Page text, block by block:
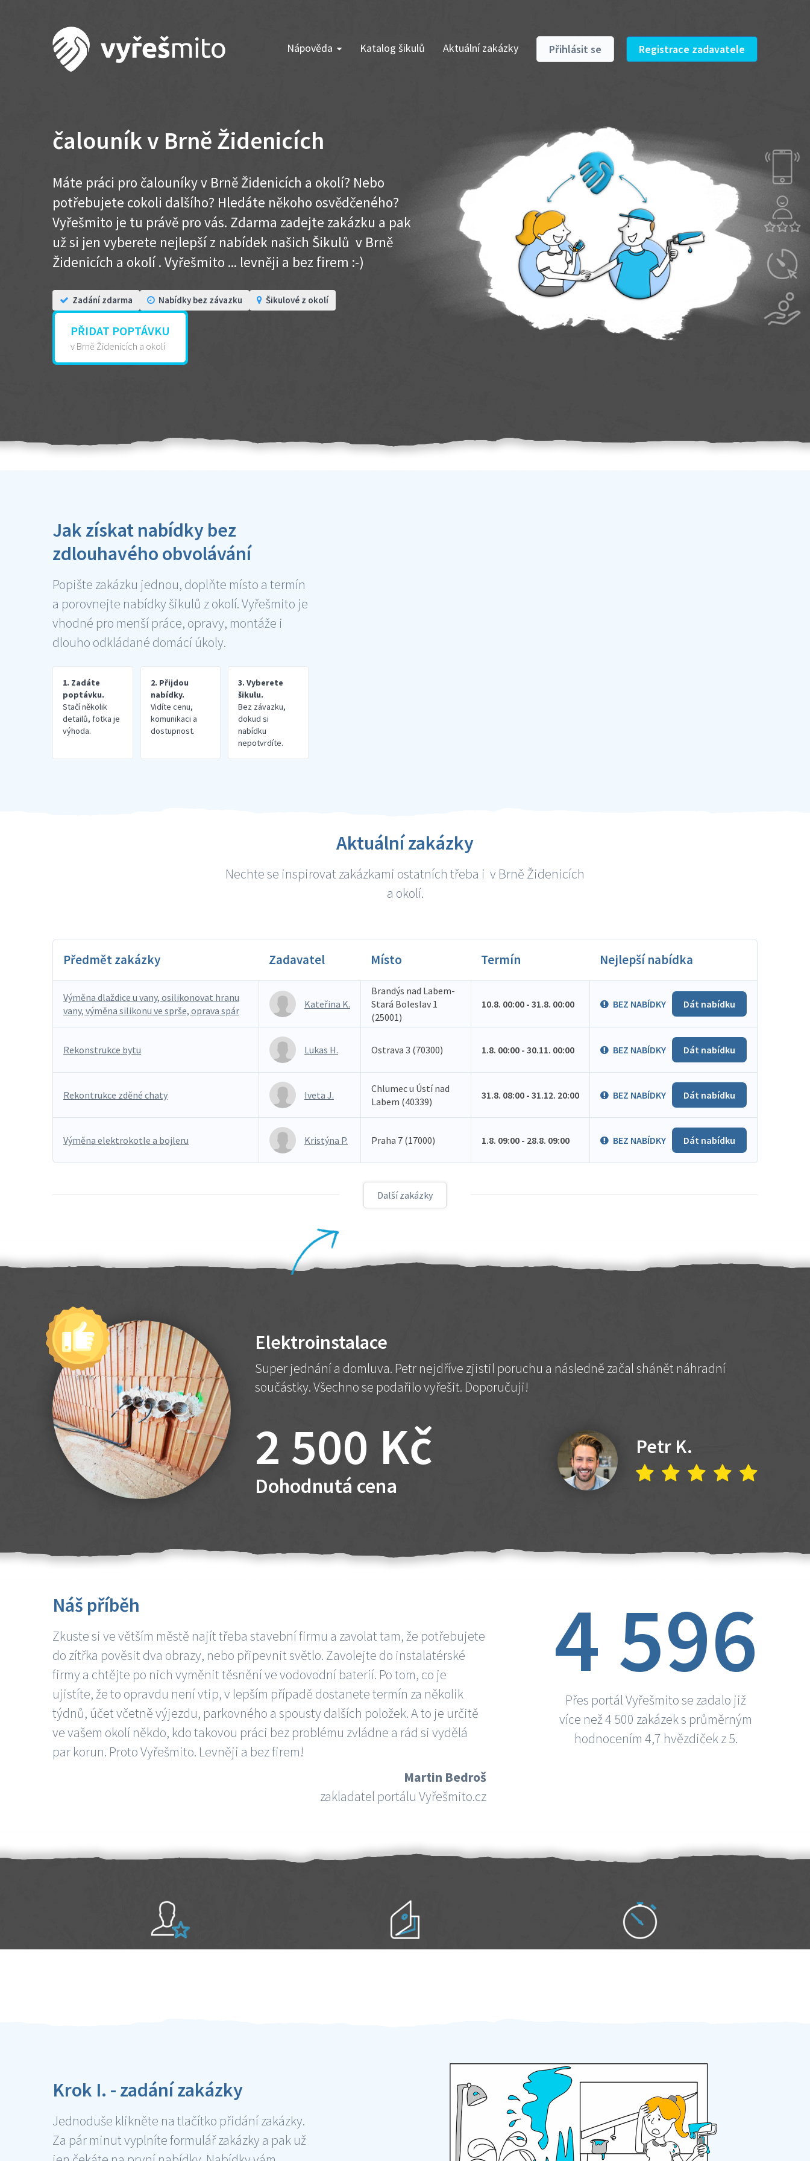
Nápověda Katalog šikulů Aktuální zakázky Přihlásit se Registrace zadavatele
čalouník v Brně Židenicích
Máte práci pro čalouníky v Brně Židenicích a okolí? Nebo
potřebujete cokoli dalšího? Hledáte někoho osvědčeného?
Vyřešmito je tu právě pro vás. Zdarma zadejte zakázku a pak
už si jen vyberete nejlepší z nabídek našich Šikulů v Brně
Židenicích a okolí . Vyřešmito ... levněji a bez firem :-)
Zadání zdarma Nabídky bez závazku Šikulové z okolí
PŘIDAT POPTÁVKU
v Brně Židenicích a okolí
Jak získat nabídky bez
zdlouhavého obvolávání
Popište zakázku jednou, doplňte místo a termín
a porovnejte nabídky šikulů z okolí. Vyřešmito je
vhodné pro menší práce, opravy, montáže i
dlouho odkládané domácí úkoly.
1. Zadáte
poptávku.
Stačí několik
detailů, fotka je
výhoda.
2. Přijdou
nabídky.
Vidíte cenu,
komunikaci a
dostupnost.
3. Vyberete
šikulu.
Bez závazku,
dokud si
nabídku
nepotvrdíte.
Aktuální zakázky
Nechte se inspirovat zakázkami ostatních třeba i v Brně Židenicích
a okolí.
Předmět zakázky Zadavatel Místo Termín Nejlepší nabídka
Výměna dlaždice u vany, osilikonovat hranu
vany, výměna silikonu ve sprše, oprava spár
Kateřina K.
Brandýs nad Labem-
Stará Boleslav 1
(25001)
10.8. 00:00 - 31.8. 00:00 BEZ NABÍDKY Dát nabídku
Rekonstrukce bytu Lukas H. Ostrava 3 (70300) 1.8. 00:00 - 30.11. 00:00 BEZ NABÍDKY Dát nabídku
Rekontrukce zděné chaty Iveta J.
Chlumec u Ústí nad
Labem (40339)
31.8. 08:00 - 31.12. 20:00 BEZ NABÍDKY Dát nabídku
Výměna elektrokotle a bojleru Kristýna P. Praha 7 (17000) 1.8. 09:00 - 28.8. 09:00 BEZ NABÍDKY Dát nabídku
Další zakázky
Elektroinstalace
Super jednání a domluva. Petr nejdříve zjistil poruchu a následně začal shánět náhradní
součástky. Všechno se podařilo vyřešit. Doporučuji!
2 500 Kč
Dohodnutá cena
Petr K.
Náš příběh
Zkuste si ve větším městě najít třeba stavební firmu a zavolat tam, že potřebujete
do zítřka pověsit dva obrazy, nebo připevnit světlo. Zavolejte do instalatérské
firmy a chtějte po nich vyměnit těsnění ve vodovodní baterií. Po tom, co je
ujistíte, že to opravdu není vtip, v lepším případě dostanete termín za několik
týdnů, účet včetně výjezdu, parkovného a spousty dalších položek. A to je určitě
ve vašem okolí někdo, kdo takovou práci bez problému zvládne a rád si vydělá
par korun. Proto Vyřešmito. Levněji a bez firem!
Martin Bedroš
zakladatel portálu Vyřešmito.cz
4 596
Přes portál Vyřešmito se zadalo již
více než 4 500 zakázek s průměrným
hodnocením 4,7 hvězdiček z 5.
Krok I. - zadání zakázky
Jednoduše klikněte na tlačítko přidání zakázky.
Za pár minut vyplníte formulář zakázky a pak už